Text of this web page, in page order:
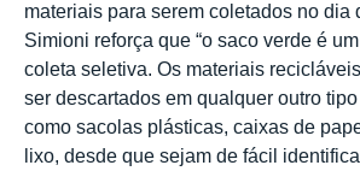
materiais para serem coletados no dia
Simioni reforça que “o saco verde é
coleta seletiva. Os materiais
ser descartados em qualquer outro
como sacolas plásticas, caixas de
lixo, desde que sejam de fácil